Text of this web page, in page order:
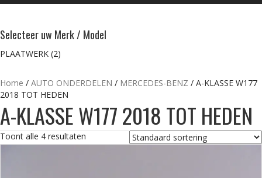
Selecteer uw Merk / Model
PLAATWERK (2)
Home / AUTO ONDERDELEN / MERCEDES-BENZ / A-KLASSE W177
2018 TOT HEDEN
A-KLASSE W177 2018 TOT HEDEN
Toont alle 4 resultaten